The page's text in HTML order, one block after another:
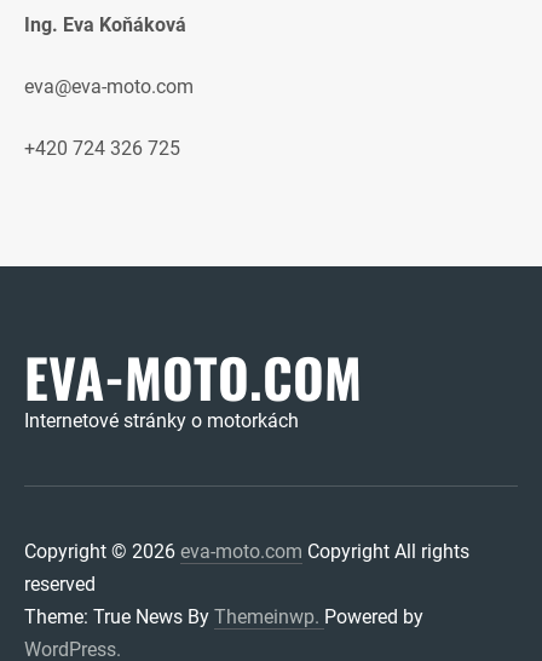
Ing. Eva Koňáková
eva@eva-moto.com
+420 724 326 725
EVA-MOTO.COM
Internetové stránky o motorkách
Copyright © 2026 eva-moto.com Copyright All rights
reserved
Theme: True News By Themeinwp. Powered by
WordPress.